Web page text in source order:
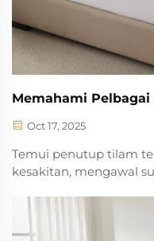
Memahami
Oct 17, 2025
Temui penutup tilam
kesakitan, mengawal
mikrogegelung, dan
paling sesuai untuk